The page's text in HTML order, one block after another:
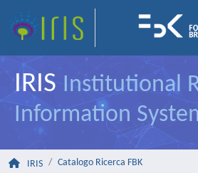
IRIS Institutional
Information
IRIS
Catalogo Ricerca FBK